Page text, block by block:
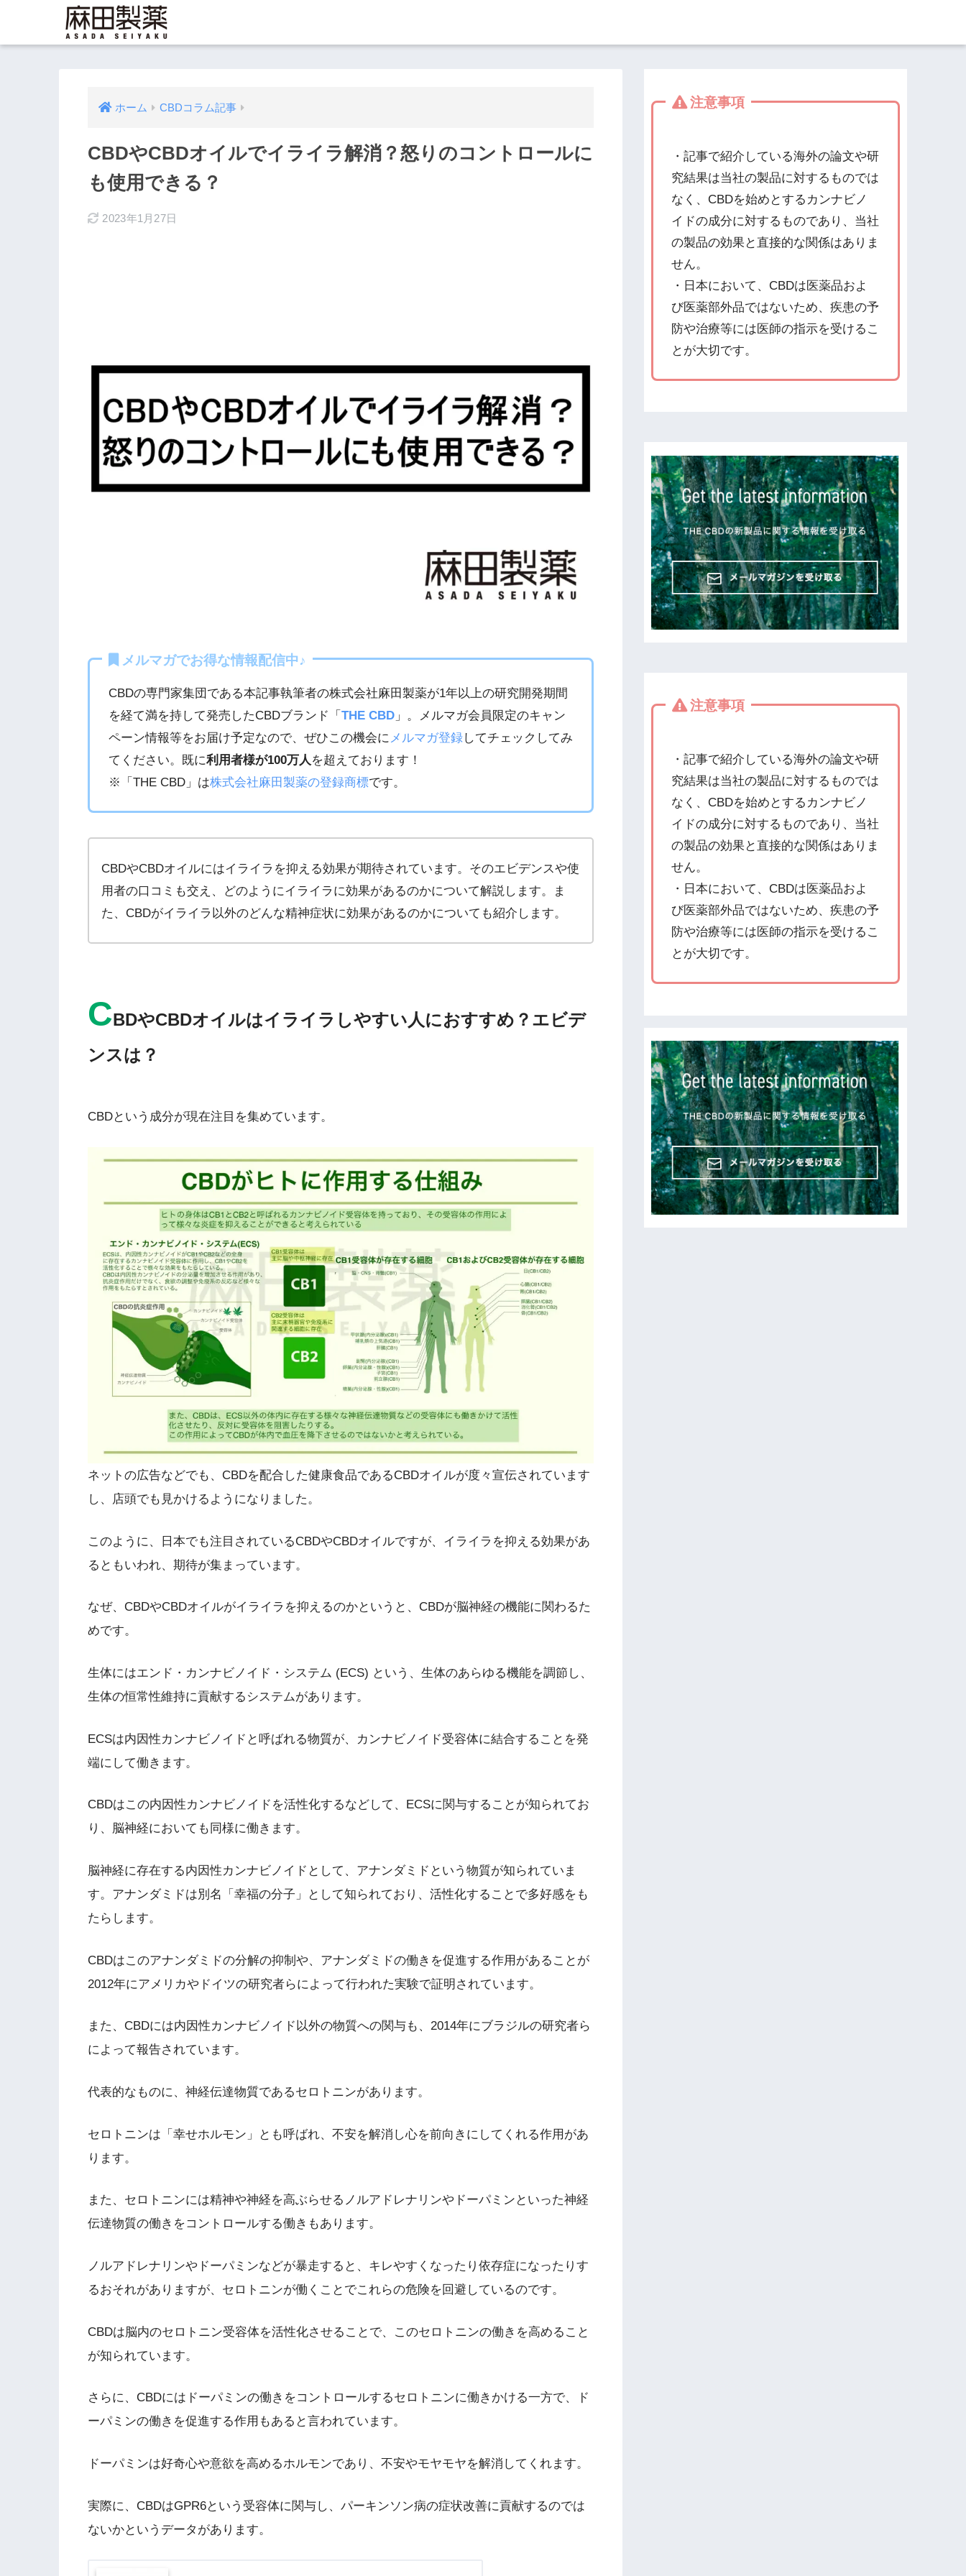
ホーム CBDコラム記事
CBDやCBDオイルでイライラ解消？怒りのコントロールに
も使用できる？
2023年1月27日
メルマガでお得な情報配信中♪
CBDの専門家集団である本記事執筆者の株式会社麻田製薬が1年以上の研究開発期間
を経て満を持して発売したCBDブランド「 THE CBD」。メルマガ会員限定のキャン
ペーン情報等をお届け予定なので、ぜひこの機会に メルマガ登録してチェックしてみ
てください。既に利用者様が100万人 を超えております！
※「THE CBD」は株式会社麻田製薬の登録商標です。
CBDやCBDオイルにはイライラを抑える効果が期待されています。そのエビデンスや使
用者の口コミも交え、どのようにイライラに効果があるのかについて解説します。ま
た、CBDがイライラ以外のどんな精神症状に効果があるのかについても紹介します。
CBDやCBDオイルはイライラしやすい人におすすめ？エビデ
ンスは？
CBDという成分が現在注目を集めています。
ネットの広告などでも、CBDを配合した健康食品であるCBDオイルが度々宣伝されています
し、店頭でも見かけるようになりました。
このように、日本でも注目されているCBDやCBDオイルですが、イライラを抑える効果があ
るともいわれ、期待が集まっています。
なぜ、CBDやCBDオイルがイライラを抑えるのかというと、CBDが脳神経の機能に関わるた
めです。
生体にはエンド・カンナビノイド・システム (ECS) という、生体のあらゆる機能を調節し、
生体の恒常性維持に貢献するシステムがあります。
ECSは内因性カンナビノイドと呼ばれる物質が、カンナビノイド受容体に結合することを発
端にして働きます。
CBDはこの内因性カンナビノイドを活性化するなどして、ECSに関与することが知られてお
り、脳神経においても同様に働きます。
脳神経に存在する内因性カンナビノイドとして、アナンダミドという物質が知られていま
す。アナンダミドは別名「幸福の分子」として知られており、活性化することで多好感をも
たらします。
CBDはこのアナンダミドの分解の抑制や、アナンダミドの働きを促進する作用があることが
2012年にアメリカやドイツの研究者らによって行われた実験で証明されています。
また、CBDには内因性カンナビノイド以外の物質への関与も、2014年にブラジルの研究者ら
によって報告されています。
代表的なものに、神経伝達物質であるセロトニンがあります。
セロトニンは「幸せホルモン」とも呼ばれ、不安を解消し心を前向きにしてくれる作用があ
ります。
また、セロトニンには精神や神経を高ぶらせるノルアドレナリンやドーパミンといった神経
伝達物質の働きをコントロールする働きもあります。
ノルアドレナリンやドーパミンなどが暴走すると、キレやすくなったり依存症になったりす
るおそれがありますが、セロトニンが働くことでこれらの危険を回避しているのです。
CBDは脳内のセロトニン受容体を活性化させることで、このセロトニンの働きを高めること
が知られています。
さらに、CBDにはドーパミンの働きをコントロールするセロトニンに働きかける一方で、ド
ーパミンの働きを促進する作用もあると言われています。
ドーパミンは好奇心や意欲を高めるホルモンであり、不安やモヤモヤを解消してくれます。
実際に、CBDはGPR6という受容体に関与し、パーキンソン病の症状改善に貢献するのでは
ないかというデータがあります。
注意事項
・記事で紹介している海外の論文や研
究結果は当社の製品に対するものでは
なく、CBDを始めとするカンナビノ
イドの成分に対するものであり、当社
の製品の効果と直接的な関係はありま
せん。
・日本において、CBDは医薬品およ
び医薬部外品ではないため、疾患の予
防や治療等には医師の指示を受けるこ
とが大切です。
注意事項
・記事で紹介している海外の論文や研
究結果は当社の製品に対するものでは
なく、CBDを始めとするカンナビノ
イドの成分に対するものであり、当社
の製品の効果と直接的な関係はありま
せん。
・日本において、CBDは医薬品およ
び医薬部外品ではないため、疾患の予
防や治療等には医師の指示を受けるこ
とが大切です。